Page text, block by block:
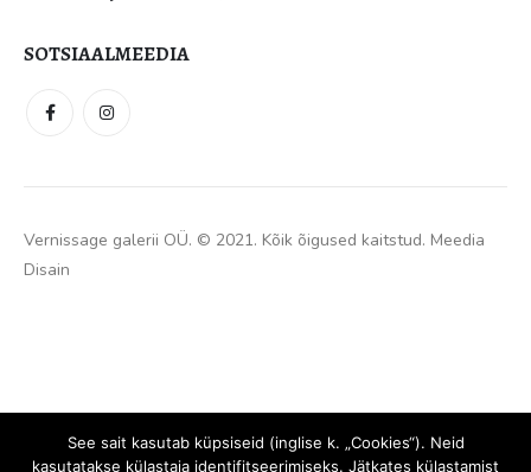
SOTSIAALMEEDIA
Vernissage galerii OÜ. © 2021. Kõik õigused kaitstud. Meedia
Disain
See sait kasutab küpsiseid (inglise k. „Cookies“). Neid
kasutatakse külastaja identifitseerimiseks. Jätkates külastamist